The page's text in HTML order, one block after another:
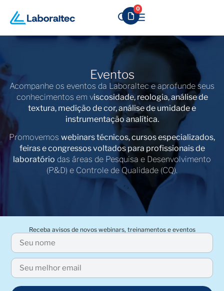
0
Eventos
Acompanhe os eventos da Laboraltec e aprofunde seus
conhecimentos em viscosidade, reologia, análise de
textura, medição de cor, análise de umidade e
instrumentação analítica.
Promovemos webinars técnicos, cursos especializados,
feiras e congressos voltados para profissionais de
laboratório das áreas de Pesquisa e Desenvolvimento
(P&D) e Controle de Qualidade (CQ).
Receba avisos de novos webinars, treinamentos e eventos